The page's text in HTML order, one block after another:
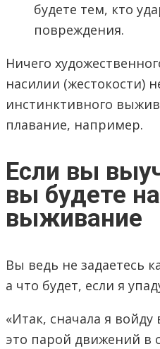
будете тем, кто
повреждения.
Ничего
насилии (жестокости)
инстинктивного
плавание, например.
Если вы
вы будете
выживание
Вы ведь не задаетесь
а что будет, если я
«Итак, сначала я
это парой движений в